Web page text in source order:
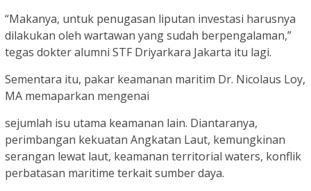
“Makanya, untuk penugasan liputan investasi harusnya
dilakukan oleh wartawan yang sudah berpengalaman,”
tegas dokter alumni STF Driyarkara Jakarta itu lagi.
Sementara itu, pakar keamanan maritim Dr. Nicolaus Loy,
MA memaparkan mengenai
sejumlah isu utama keamanan lain. Diantaranya,
perimbangan kekuatan Angkatan Laut, kemungkinan
serangan lewat laut, keamanan territorial waters, konflik
perbatasan maritime terkait sumber daya.